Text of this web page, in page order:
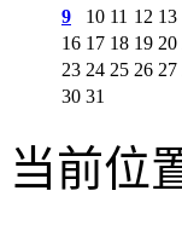
9
10 11 12 13
16 17 18 19 20
23 24 25 26 27
30 31
当前位